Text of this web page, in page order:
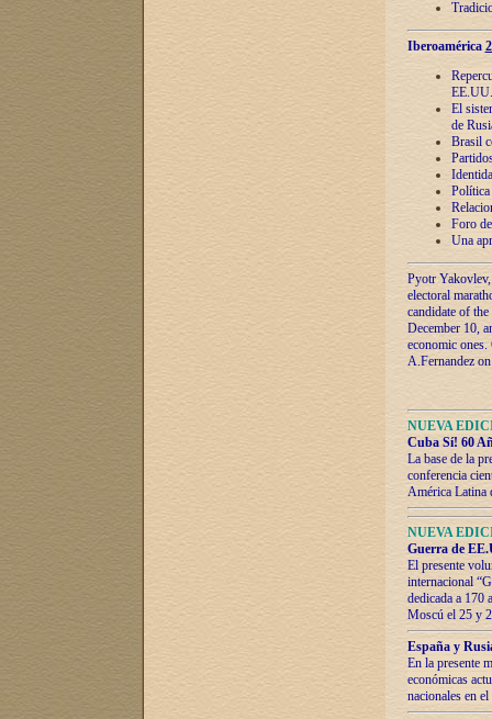
Iberoamérica
EE.UU.
El
de
Brasil
Política
Foro
Una
Pyotr
electoral
candidate of
December 10,
economic
A.Fernandez
NUEVA
Cuba Sí! 60
La base de la
conferencia
América Latina
NUEVA
Guerra de
El presente
internacional
dedicada a 170
Moscú el 25 y
España y
En la presente
económicas
nacionales en